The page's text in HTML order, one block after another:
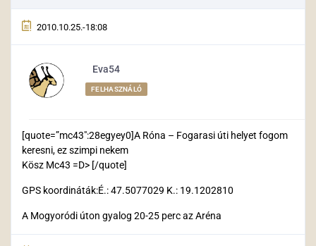
2010.10.25.-18:08
Eva54
FELHASZNÁLÓ
[quote=”mc43″:28egyey0]A Róna – Fogarasi úti helyet fogom
keresni, ez szimpi nekem
Kösz Mc43 =D> [/quote]
GPS koordináták:É.: 47.5077029 K.: 19.1202810
A Mogyoródi úton gyalog 20-25 perc az Aréna